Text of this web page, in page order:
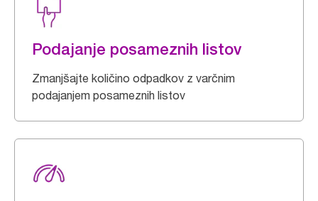
Podajanje posameznih listov
Zmanjšajte količino odpadkov z varčnim
podajanjem posameznih listov